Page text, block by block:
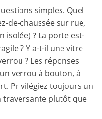
simples. Quel
de-chaussée sur rue,
isolée) ? La porte est-
? Y a-t-il une vitre
? Les réponses
verrou à bouton, à
Privilégiez toujours un
traversante plutôt que